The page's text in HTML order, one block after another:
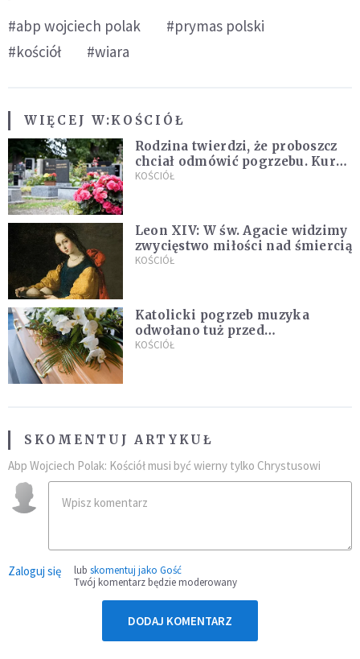
#abp wojciech polak
#prymas polski
#kościół
#wiara
WIĘCEJ W:KOŚCIÓŁ
Rodzina twierdzi, że proboszcz
chciał odmówić pogrzebu. Kuria
zapowiada wyjaśnienia
KOŚCIÓŁ
Leon XIV: W św. Agacie widzimy
zwycięstwo miłości nad śmiercią
KOŚCIÓŁ
Katolicki pogrzeb muzyka
odwołano tuż przed
uroczystością. Powodem była
KOŚCIÓŁ
SKOMENTUJ ARTYKUŁ
Abp Wojciech Polak: Kościół musi być wierny tylko Chrystusowi
Zaloguj się lub skomentuj jako Gość
Twój komentarz będzie moderowany
DODAJ KOMENTARZ